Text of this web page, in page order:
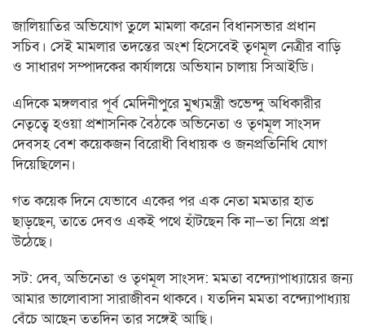
জালিয়াতির অভিযোগ তুলে মামলা করেন বিধানসভার প্রধান
সচিব। সেই মামলার তদন্তের অংশ হিসেবেই তৃণমূল নেত্রীর বাড়ি
ও সাধারণ সম্পাদকের কার্যালয়ে অভিযান চালায় সিআইডি।
এদিকে মঙ্গলবার পূর্ব মেদিনীপুরে মুখ্যমন্ত্রী শুভেন্দু অধিকারীর
নেতৃত্বে হওয়া প্রশাসনিক বৈঠকে অভিনেতা ও তৃণমূল সাংসদ
দেবসহ বেশ কয়েকজন বিরোধী বিধায়ক ও জনপ্রতিনিধি যোগ
দিয়েছিলেন।
গত কয়েক দিনে যেভাবে একের পর এক নেতা মমতার হাত
ছাড়ছেন, তাতে দেবও একই পথে হাঁটছেন কি না—তা নিয়ে প্রশ্ন
উঠেছে।
সট: দেব, অভিনেতা ও তৃণমূল সাংসদ: মমতা বন্দ্যোপাধ্যায়ের জন্য
আমার ভালোবাসা সারাজীবন থাকবে। যতদিন মমতা বন্দ্যোপাধ্যায়
বেঁচে আছেন ততদিন তার সঙ্গেই আছি।